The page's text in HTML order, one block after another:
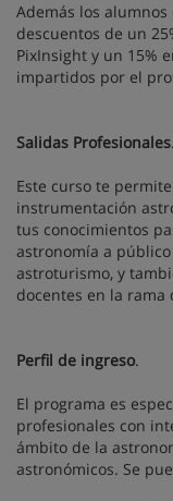
Además los
descuentos de un
PixInsight y un 15%
impartidos por el
Salidas Profesionales.
Este curso te
instrumentación
tus conocimientos
astronomía a
astroturismo, y
docentes en la
Perfil de ingreso.
El programa es
profesionales con
ámbito de la
astronómicos. Se